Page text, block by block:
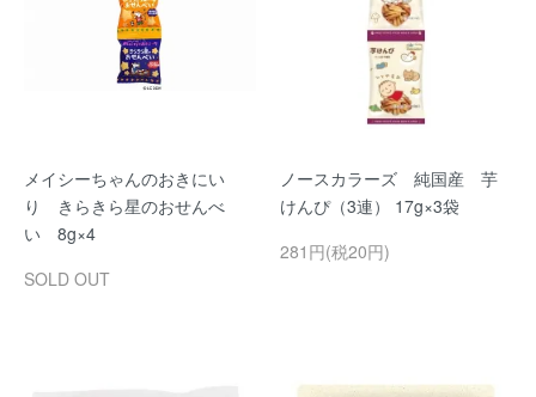
メイシーちゃんのおきにい
り きらきら星のおせんべ
い 8g×4
SOLD OUT
ノースカラーズ 純国産 芋
けんぴ（3連） 17g×3袋
281円(税20円)